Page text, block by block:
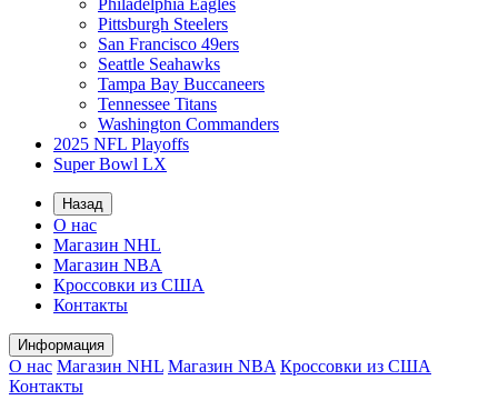
Philadelphia Eagles
Pittsburgh Steelers
San Francisco 49ers
Seattle Seahawks
Tampa Bay Buccaneers
Tennessee Titans
Washington Commanders
2025 NFL Playoffs
Super Bowl LX
Назад
О нас
Магазин NHL
Магазин NBA
Кроссовки из США
Контакты
Информация
О нас Магазин NHL Магазин NBA Кроссовки из США
Контакты